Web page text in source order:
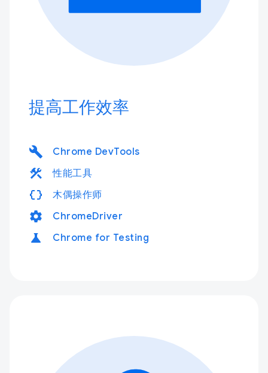
提高工作效率
build Chrome DevTools
construction 性能工具
data_object 木偶操作师
settings ChromeDriver
science Chrome for Testing